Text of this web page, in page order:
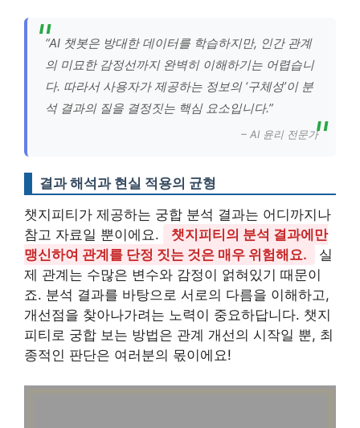
“AI 챗봇은 방대한 데이터를 학습하지만, 인간 관계
의 미묘한 감정선까지 완벽히 이해하기는 어렵습니
다. 따라서 사용자가 제공하는 정보의 ‘구체성’이 분
석 결과의 질을 결정짓는 핵심 요소입니다.”
– AI 윤리 전문가
결과 해석과 현실 적용의 균형
챗지피티가 제공하는 궁합 분석 결과는 어디까지나
참고 자료일 뿐이에요.
챗지피티의 분석 결과에만
맹신하여 관계를 단정 짓는 것은 매우 위험해요.
실
제 관계는 수많은 변수와 감정이 얽혀있기 때문이
죠. 분석 결과를 바탕으로 서로의 다름을 이해하고,
개선점을 찾아나가려는 노력이 중요하답니다. 챗지
피티로 궁합 보는 방법은 관계 개선의 시작일 뿐, 최
종적인 판단은 여러분의 몫이에요!